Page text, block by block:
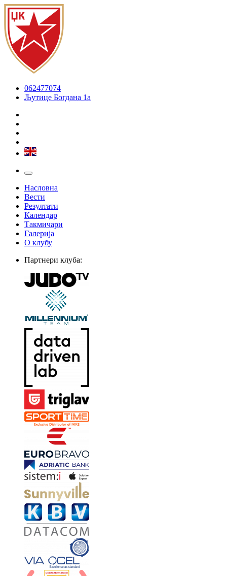
062477074
Љутице Богдана 1а
Насловна
Вести
Резултати
Календар
Такмичари
Галерија
О клубу
Партнери клуба: